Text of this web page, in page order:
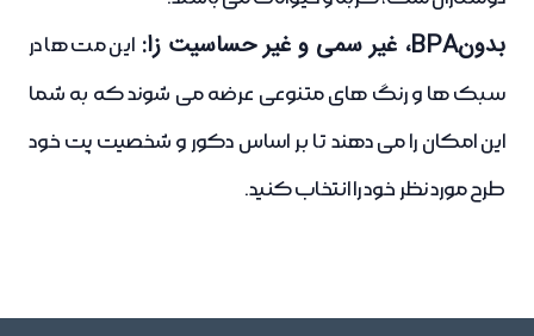
بدونBPA، غیر سمی و غیر حساسیت زا:
این مت ها در
سبک ها و رنگ های متنوعی عرضه می شوند که به شما
این امکان را می دهند تا بر اساس دکور و شخصیت پت خود
طرح مورد نظر خود را انتخاب کنید.